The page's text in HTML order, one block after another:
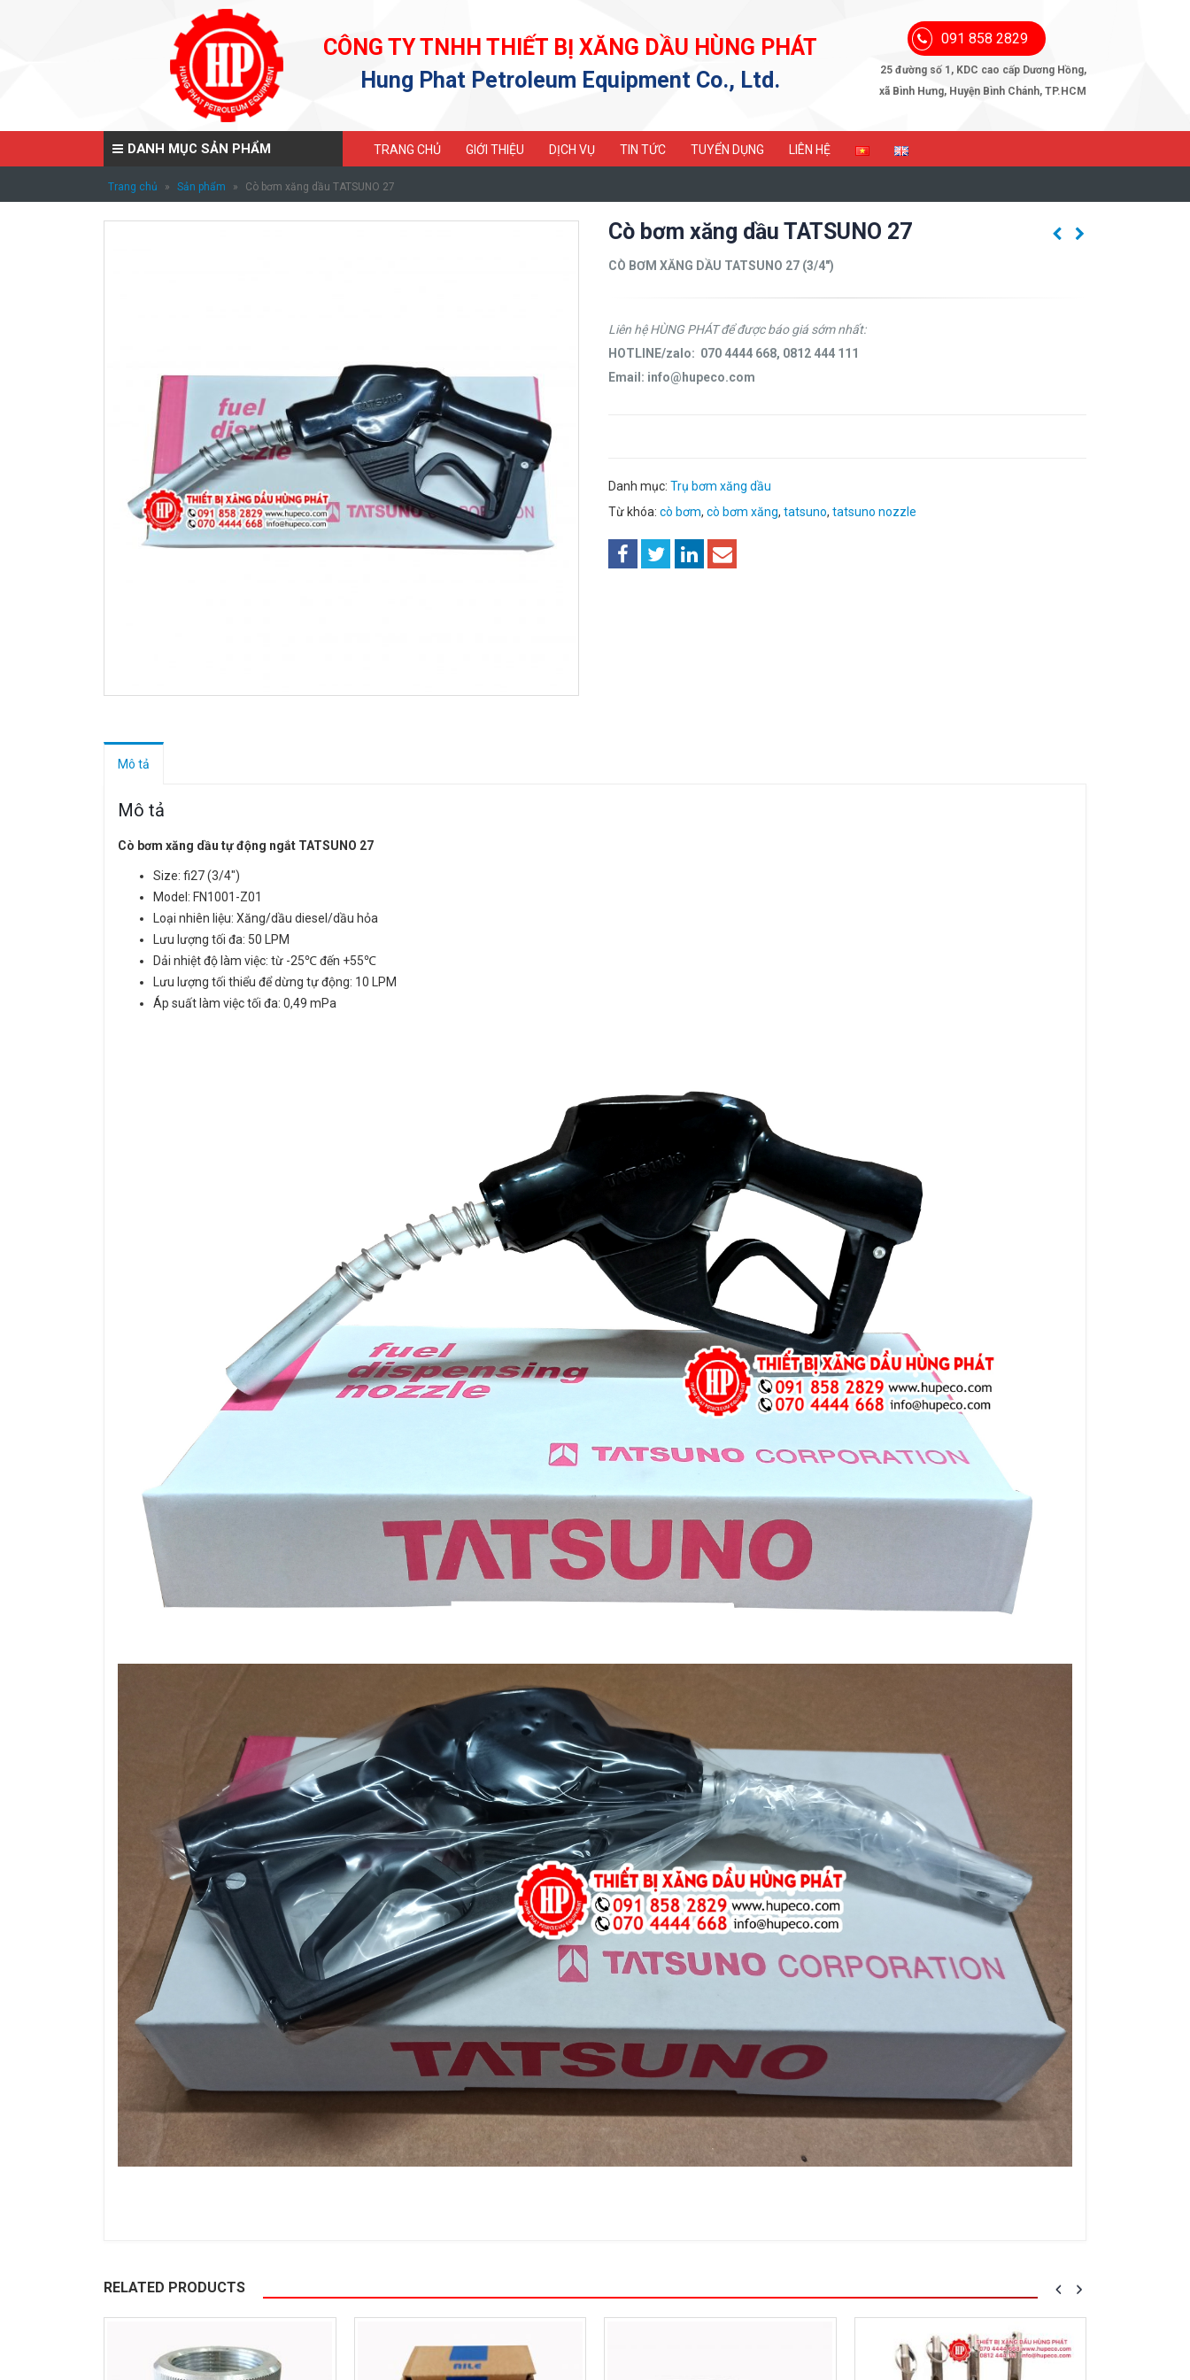
CÔNG TY TNHH THIẾT BỊ XĂNG DẦU HÙNG PHÁT
Hung Phat Petroleum Equipment Co., Ltd.
091 858 2829
25 đường số 1, KDC cao cấp Dương Hồng,
xã Bình Hưng, Huyện Bình Chánh, TP.HCM
TRANG CHỦ GIỚI THIỆU DỊCH VỤ TIN TỨC TUYỂN DỤNG LIÊN HỆ
Trang chủ » Sản phẩm » Cò bơm xăng dầu TATSUNO 27
DANH MỤC SẢN PHẨM
Cò bơm xăng dầu TATSUNO 27
CÒ BƠM XĂNG DẦU TATSUNO 27 (3/4″)
Liên hệ HÙNG PHÁT để được báo giá sớm nhất:
HOTLINE/zalo: 070 4444 668, 0812 444 111
Email: info@hupeco.com
Danh mục: Trụ bơm xăng dầu
Từ khóa: cò bơm, cò bơm xăng, tatsuno, tatsuno nozzle
Mô tả
Mô tả
Cò bơm xăng dầu tự động ngắt TATSUNO 27
Size: fi27 (3/4″)
Model: FN1001-Z01
Loại nhiên liệu: Xăng/dầu diesel/dầu hỏa
Lưu lượng tối đa: 50 LPM
Dải nhiệt độ làm việc: từ -25℃ đến +55℃
Lưu lượng tối thiểu để dừng tự động: 10 LPM
Áp suất làm việc tối đa: 0,49 mPa
RELATED PRODUCTS